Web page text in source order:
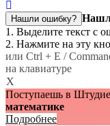
Нашли ошибку?
1. Выделите текст с
2. Нажмите на эту
или Ctrl + E /
на клавиатуре
X
Поступаешь в
математике
Подробнее